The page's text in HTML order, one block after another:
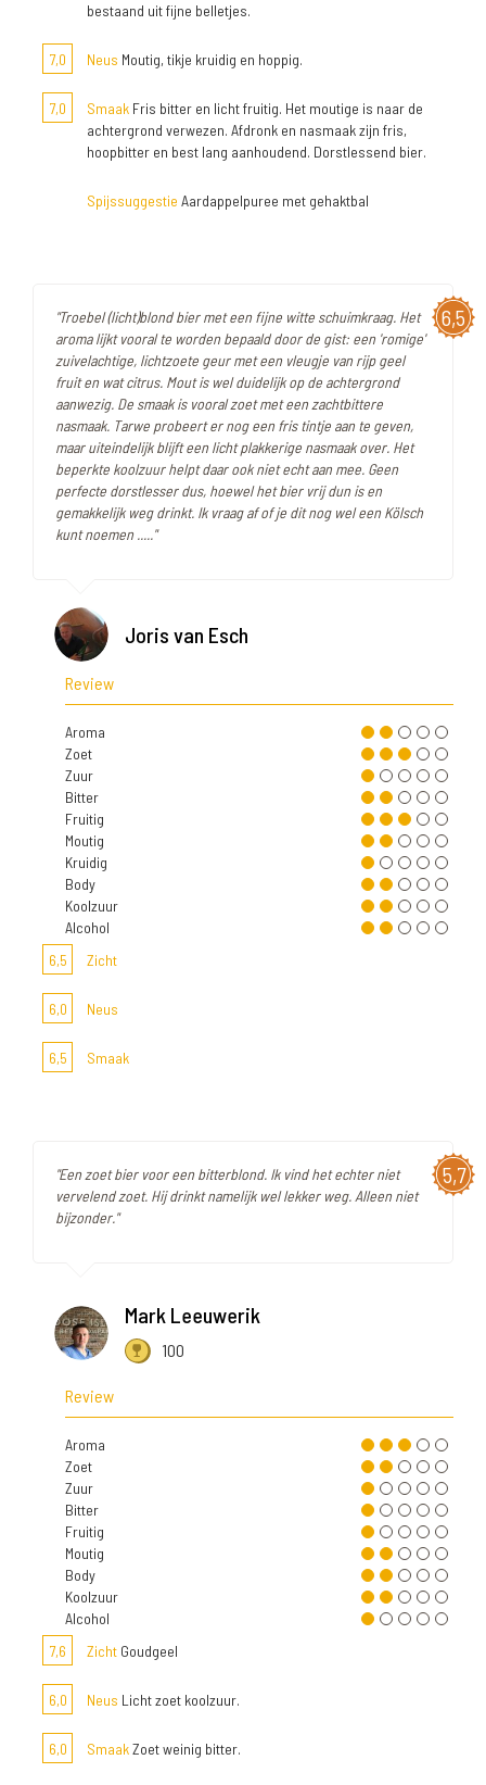
bestaand uit fijne belletjes.
7,0 Neus Moutig, tikje kruidig en hoppig.
7,0 Smaak Fris bitter en licht fruitig. Het moutige is naar de
achtergrond verwezen. Afdronk en nasmaak zijn fris,
hoopbitter en best lang aanhoudend. Dorstlessend bier.
Spijssuggestie Aardappelpuree met gehaktbal
6,5
"Troebel (licht)blond bier met een fijne witte schuimkraag. Het
aroma lijkt vooral te worden bepaald door de gist: een 'romige'
zuivelachtige, lichtzoete geur met een vleugje van rijp geel
fruit en wat citrus. Mout is wel duidelijk op de achtergrond
aanwezig. De smaak is vooral zoet met een zachtbittere
nasmaak. Tarwe probeert er nog een fris tintje aan te geven,
maar uiteindelijk blijft een licht plakkerige nasmaak over. Het
beperkte koolzuur helpt daar ook niet echt aan mee. Geen
perfecte dorstlesser dus, hoewel het bier vrij dun is en
gemakkelijk weg drinkt. Ik vraag af of je dit nog wel een Kölsch
kunt noemen ....."
Joris van Esch
Review
Aroma
Zoet
Zuur
Bitter
Fruitig
Moutig
Kruidig
Body
Koolzuur
Alcohol
6,5
Zicht
6,0 Neus
6,5 Smaak
5,7
"Een zoet bier voor een bitterblond. Ik vind het echter niet
vervelend zoet. Hij drinkt namelijk wel lekker weg. Alleen niet
bijzonder."
Mark Leeuwerik
100
Review
Aroma
Zoet
Zuur
Bitter
Fruitig
Moutig
Body
Koolzuur
Alcohol
7,6
Zicht Goudgeel
6,0 Neus Licht zoet koolzuur.
6,0 SmaakZoet weinig bitter.